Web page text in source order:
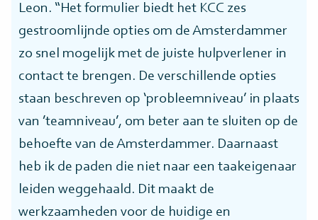
Leon. “Het formulier biedt het KCC zes
gestroomlijnde opties om de Amsterdammer
zo snel mogelijk met de juiste hulpverlener in
contact te brengen. De verschillende opties
staan beschreven op ‘probleemniveau’ in plaats
van ’teamniveau’, om beter aan te sluiten op de
behoefte van de Amsterdammer. Daarnaast
heb ik de paden die niet naar een taakeigenaar
leiden weggehaald. Dit maakt de
werkzaamheden voor de huidige en